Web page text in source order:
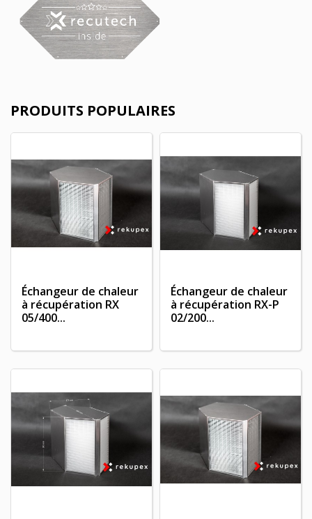
PRODUITS POPULAIRES
Échangeur de chaleur
à récupération RX
05/400...
Échangeur de chaleur
à récupération RX-P
02/200...